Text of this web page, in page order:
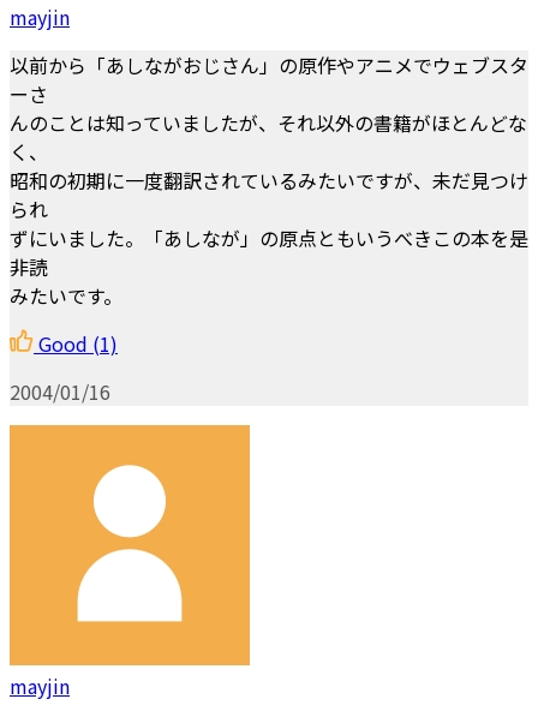
mayjin
以前から「あしながおじさん」の原作やアニメでウェブスタ
ーさ
んのことは知っていましたが、それ以外の書籍がほとんどな
く、
昭和の初期に一度翻訳されているみたいですが、未だ見つけ
られ
ずにいました。「あしなが」の原点ともいうべきこの本を是
非読
みたいです。
Good (1)
2004/01/16
mayjin